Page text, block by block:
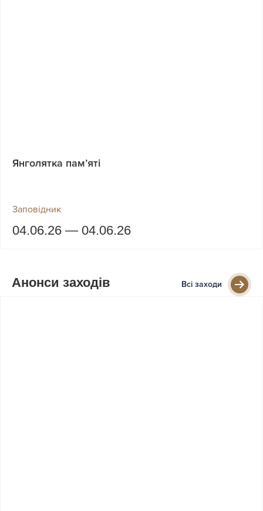
Янголятка пам’яті
Заповідник
04.06.26 — 04.06.26
Анонси заходів Всі заходи